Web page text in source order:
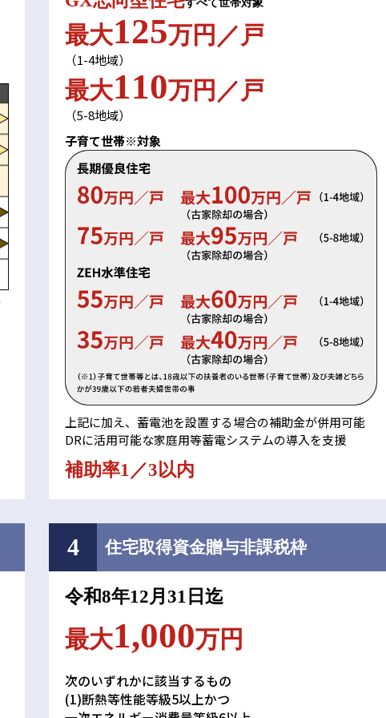
すべて世帯対象
最大125万円／戸
（1-4地域）
最大110万円／戸
（5-8地域）
子育て世帯※対象
上記に加え、蓄電池を設置する場合の補助金が併用可能
DRに活用可能な家庭用等蓄電システムの導入を支援
補助率1／3以内
4 住宅取得資金贈与非課税枠
令和8年12月31日迄
最大1,000万円
次のいずれかに該当するもの
(1)断熱等性能等級5以上かつ